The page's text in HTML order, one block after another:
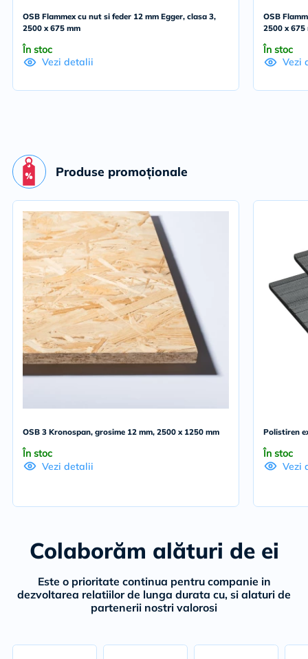
OSB Flammex cu nut si feder 12 mm Egger, clasa 3,
2500 x 675 mm
În stoc
Vezi detalii
OSB
2500 x 675
În stoc
Vezi
Produse promoționale
OSB 3 Kronospan, grosime 12 mm, 2500 x 1250 mm
În stoc
Vezi detalii
Polistiren
În stoc
Vezi
Colaborăm alături de ei
Este o prioritate continua pentru companie in
dezvoltarea relatiilor de lunga durata cu, si alaturi de
partenerii nostri valorosi